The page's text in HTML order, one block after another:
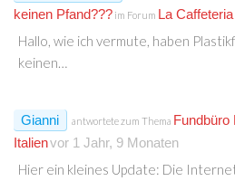
keinen Pfand??? im Forum La Caffeteria
Hallo, wie ich vermute, haben
keinen…
Gianni antwortete zum Thema Fundbüro
Italienvor 1 Jahr, 9 Monaten
Hier ein kleines Update: Die